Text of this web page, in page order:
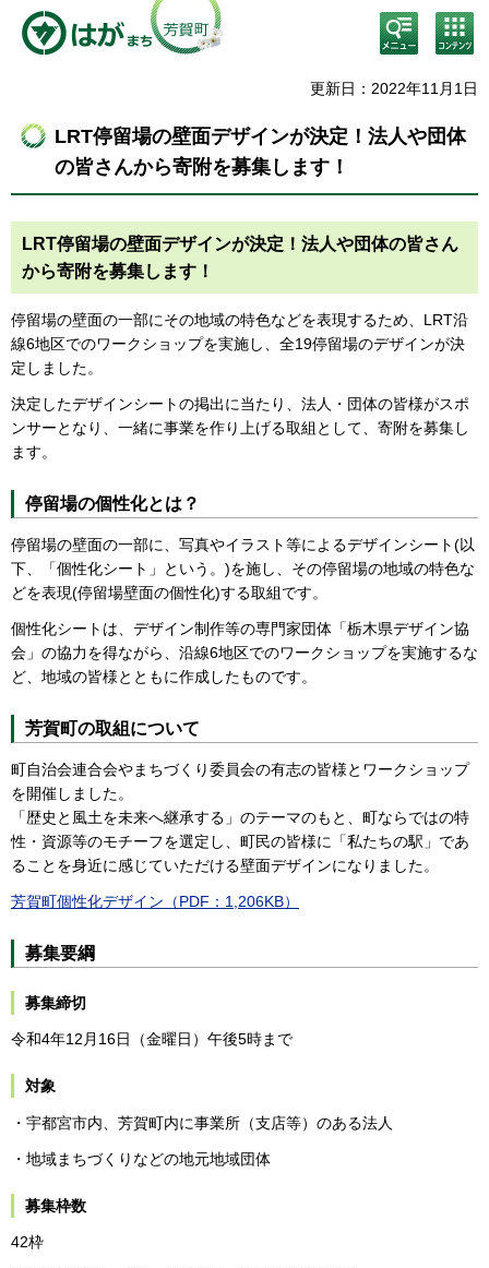
検
索・
メニ
コン
テン
ニュ
更新日：2022年11月1日
LRT停留場の壁面デザインが決定！法人や団体
の皆さんから寄附を募集します！
LRT停留場の壁面デザインが決定！法人や団体の皆さん
から寄附を募集します！
停留場の壁面の一部にその地域の特色などを表現するため、LRT沿
線6地区でのワークショップを実施し、全19停留場のデザインが決
定しました。
決定したデザインシートの掲出に当たり、法人・団体の皆様がスポ
ンサーとなり、一緒に事業を作り上げる取組として、寄附を募集し
ます。
停留場の個性化とは？
停留場の壁面の一部に、写真やイラスト等によるデザインシート(以
下、「個性化シート」という。)を施し、その停留場の地域の特色な
どを表現(停留場壁面の個性化)する取組です。
個性化シートは、デザイン制作等の専門家団体「栃木県デザイン協
会」の協力を得ながら、沿線6地区でのワークショップを実施するな
ど、地域の皆様とともに作成したものです。
芳賀町の取組について
町自治会連合会やまちづくり委員会の有志の皆様とワークショップ
を開催しました。
「歴史と風土を未来へ継承する」のテーマのもと、町ならではの特
性・資源等のモチーフを選定し、町民の皆様に「私たちの駅」であ
ることを身近に感じていただける壁面デザインになりました。
芳賀町個性化デザイン（PDF：1,206KB）
募集要綱
募集締切
令和4年12月16日（金曜日）午後5時まで
対象
・宇都宮市内、芳賀町内に事業所（支店等）のある法人
・地域まちづくりなどの地元地域団体
募集枠数
42枠